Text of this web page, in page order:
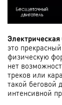
это
физическую
нет
треков или
такой беговой
интенсивной